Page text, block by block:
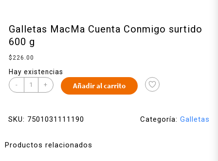
Galletas MacMa Cuenta Conmigo surtido
600 g
$226.00
Hay existencias
- + Añadir al carrito
SKU: 7501031111190 Categoría: Galletas
Productos relacionados